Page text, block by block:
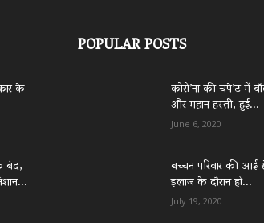
के
बंद,
POPULAR POSTS
कोरो’ना की चपे’ट में
और महान हस्ती, हुई...
June 6, 2020
बच्चन परिवार की
इलाज के दौरान हो...
July 19, 2020